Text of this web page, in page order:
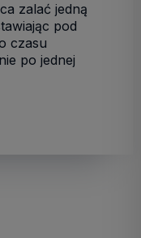
zalać jedną
pod
czasu
po jednej